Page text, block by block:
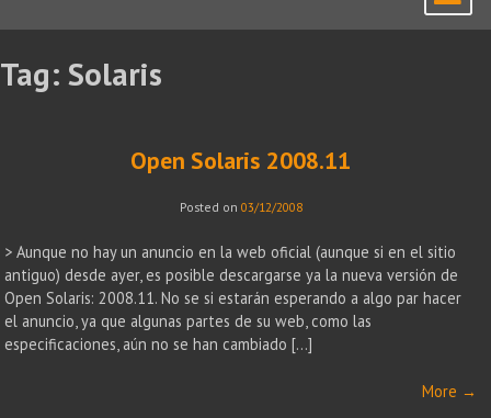
Tag: Solaris
Open Solaris 2008.11
Posted on 03/12/2008
> Aunque no hay un anuncio en la web oficial (aunque si en el sitio
antiguo) desde ayer, es posible descargarse ya la nueva versión de
Open Solaris: 2008.11. No se si estarán esperando a algo par hacer
el anuncio, ya que algunas partes de su web, como las
especificaciones, aún no se han cambiado […]
More →